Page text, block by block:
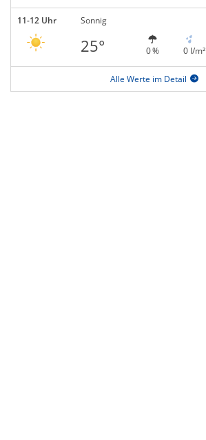
11-12 Uhr Sonnig
25° 0 % 0 l/m²
Alle Werte im Detail